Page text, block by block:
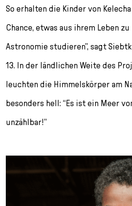
So erhalten die Kinder von
Chance, etwas aus ihrem Leben
Astronomie studieren”, sagt
13. In der ländlichen Weite des
leuchten die Himmelskörper am
besonders hell: “Es ist ein Meer
unzählbar!”